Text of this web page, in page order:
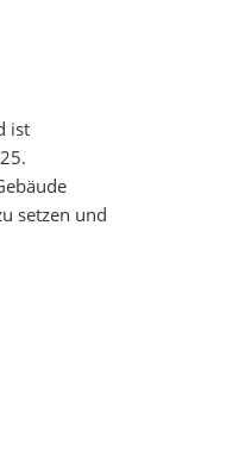
ist
setzen und